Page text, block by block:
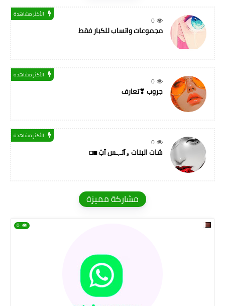
0
الأكثر مشاهدة
مجموعات واتساب للكبار فقط
0
الأكثر مشاهدة
جروب ❣تعارف
0
الأكثر مشاهدة
شات البنات ۅآتـ,ـس آبْ ◼◻
مشاركة مميزة
0